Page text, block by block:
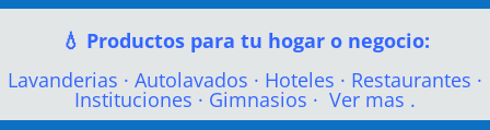
💧 Productos para tu hogar o negocio:
Lavanderias · Autolavados · Hoteles · Restaurantes ·
Instituciones · Gimnasios · Ver mas .